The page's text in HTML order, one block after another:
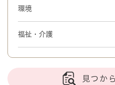
環境
福祉・介護
見つか